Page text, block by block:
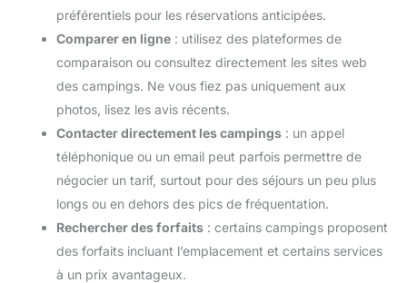
préférentiels pour les réservations anticipées.
Comparer en ligne : utilisez des plateformes de
comparaison ou consultez directement les sites web
des campings. Ne vous fiez pas uniquement aux
photos, lisez les avis récents.
Contacter directement les campings : un appel
téléphonique ou un email peut parfois permettre de
négocier un tarif, surtout pour des séjours un peu plus
longs ou en dehors des pics de fréquentation.
Rechercher des forfaits : certains campings proposent
des forfaits incluant l’emplacement et certains services
à un prix avantageux.